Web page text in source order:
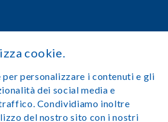
cookie.
personalizzare i contenuti e gli
dei social media e
Condividiamo inoltre
del nostro sito con i nostri